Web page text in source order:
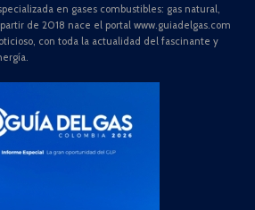
en gases combustibles: gas natural,
de 2018 nace el portal www.guiadelgas.com
con toda la actualidad del fascinante y